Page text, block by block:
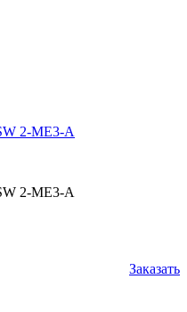
2-ME3-A
2-ME3-A
Заказать